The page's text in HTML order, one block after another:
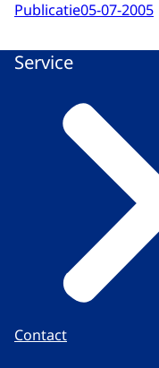
Publicatie05-07-2005
Service
Contact